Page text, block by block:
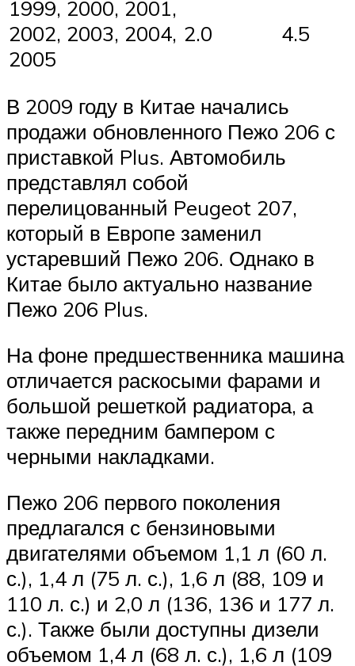
1999, 2000, 2001,
2002, 2003, 2004,
2005
2.0 4.5
В 2009 году в Китае начались
продажи обновленного Пежо 206 с
приставкой Plus. Автомобиль
представлял собой
перелицованный Peugeot 207,
который в Европе заменил
устаревший Пежо 206. Однако в
Китае было актуально название
Пежо 206 Plus.
На фоне предшественника машина
отличается раскосыми фарами и
большой решеткой радиатора, а
также передним бампером с
черными накладками.
Пежо 206 первого поколения
предлагался с бензиновыми
двигателями объемом 1,1 л (60 л.
с.), 1,4 л (75 л. с.), 1,6 л (88, 109 и
110 л. с.) и 2,0 л (136, 136 и 177 л.
с.). Также были доступны дизели
объемом 1,4 л (68 л. с.), 1,6 л (109